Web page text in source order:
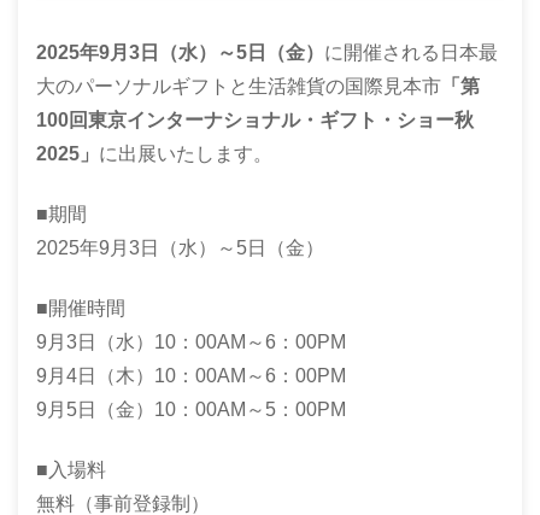
2025年9月3日（水）～5日（金） に開催される日本最
大のパーソナルギフトと生活雑貨の国際見本市 「第
100回東京インターナショナル・ギフト・ショー秋
2025」 に出展いたします。
■期間
2025年9月3日（水）～5日（金）
■開催時間
9月3日（水）10：00AM～6：00PM
9月4日（木）10：00AM～6：00PM
9月5日（金）10：00AM～5：00PM
■入場料
無料（事前登録制）